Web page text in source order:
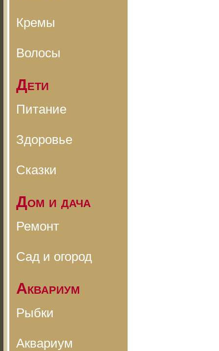
Кремы
Волосы
Дети
Питание
Здоровье
Сказки
Дом и дача
Ремонт
Сад и огород
Аквариум
Рыбки
Аквариум